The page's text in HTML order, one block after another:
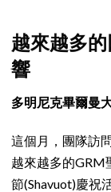
越來越多
響
多明尼克畢爾曼
這個月，團隊訪
越來越多的GRM
節(Shavuot)慶祝